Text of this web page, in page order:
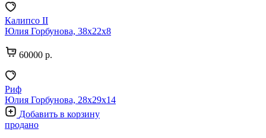
Калипсо II
Юлия Горбунова, 38х22х8
60000 р.
Риф
Юлия Горбунова, 28х29х14
Добавить в корзину
продано